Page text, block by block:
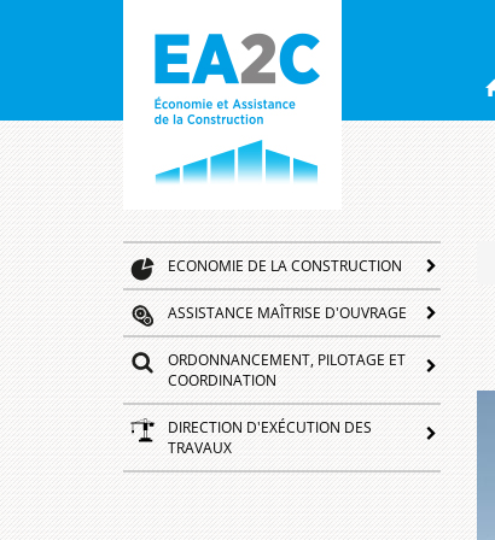
ea2c
principale
ECONOMIE DE LA CONSTRUCTION
ASSISTANCE MAÎTRISE D'OUVRAGE
ORDONNANCEMENT, PILOTAGE ET
COORDINATION
DIRECTION D'EXÉCUTION DES
TRAVAUX